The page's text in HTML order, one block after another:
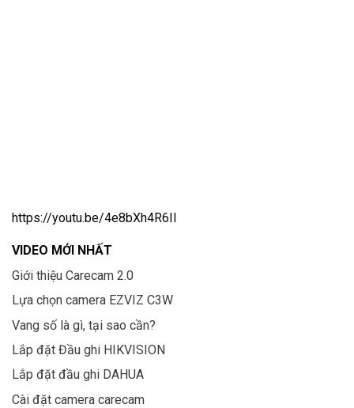
https://youtu.be/4e8bXh4R6II
VIDEO MỚI NHẤT
Giới thiệu Carecam 2.0
Lựa chọn camera EZVIZ C3W
Vang số là gì, tại sao cần?
Lắp đặt Đầu ghi HIKVISION
Lắp đặt đầu ghi DAHUA
Cài đặt camera carecam